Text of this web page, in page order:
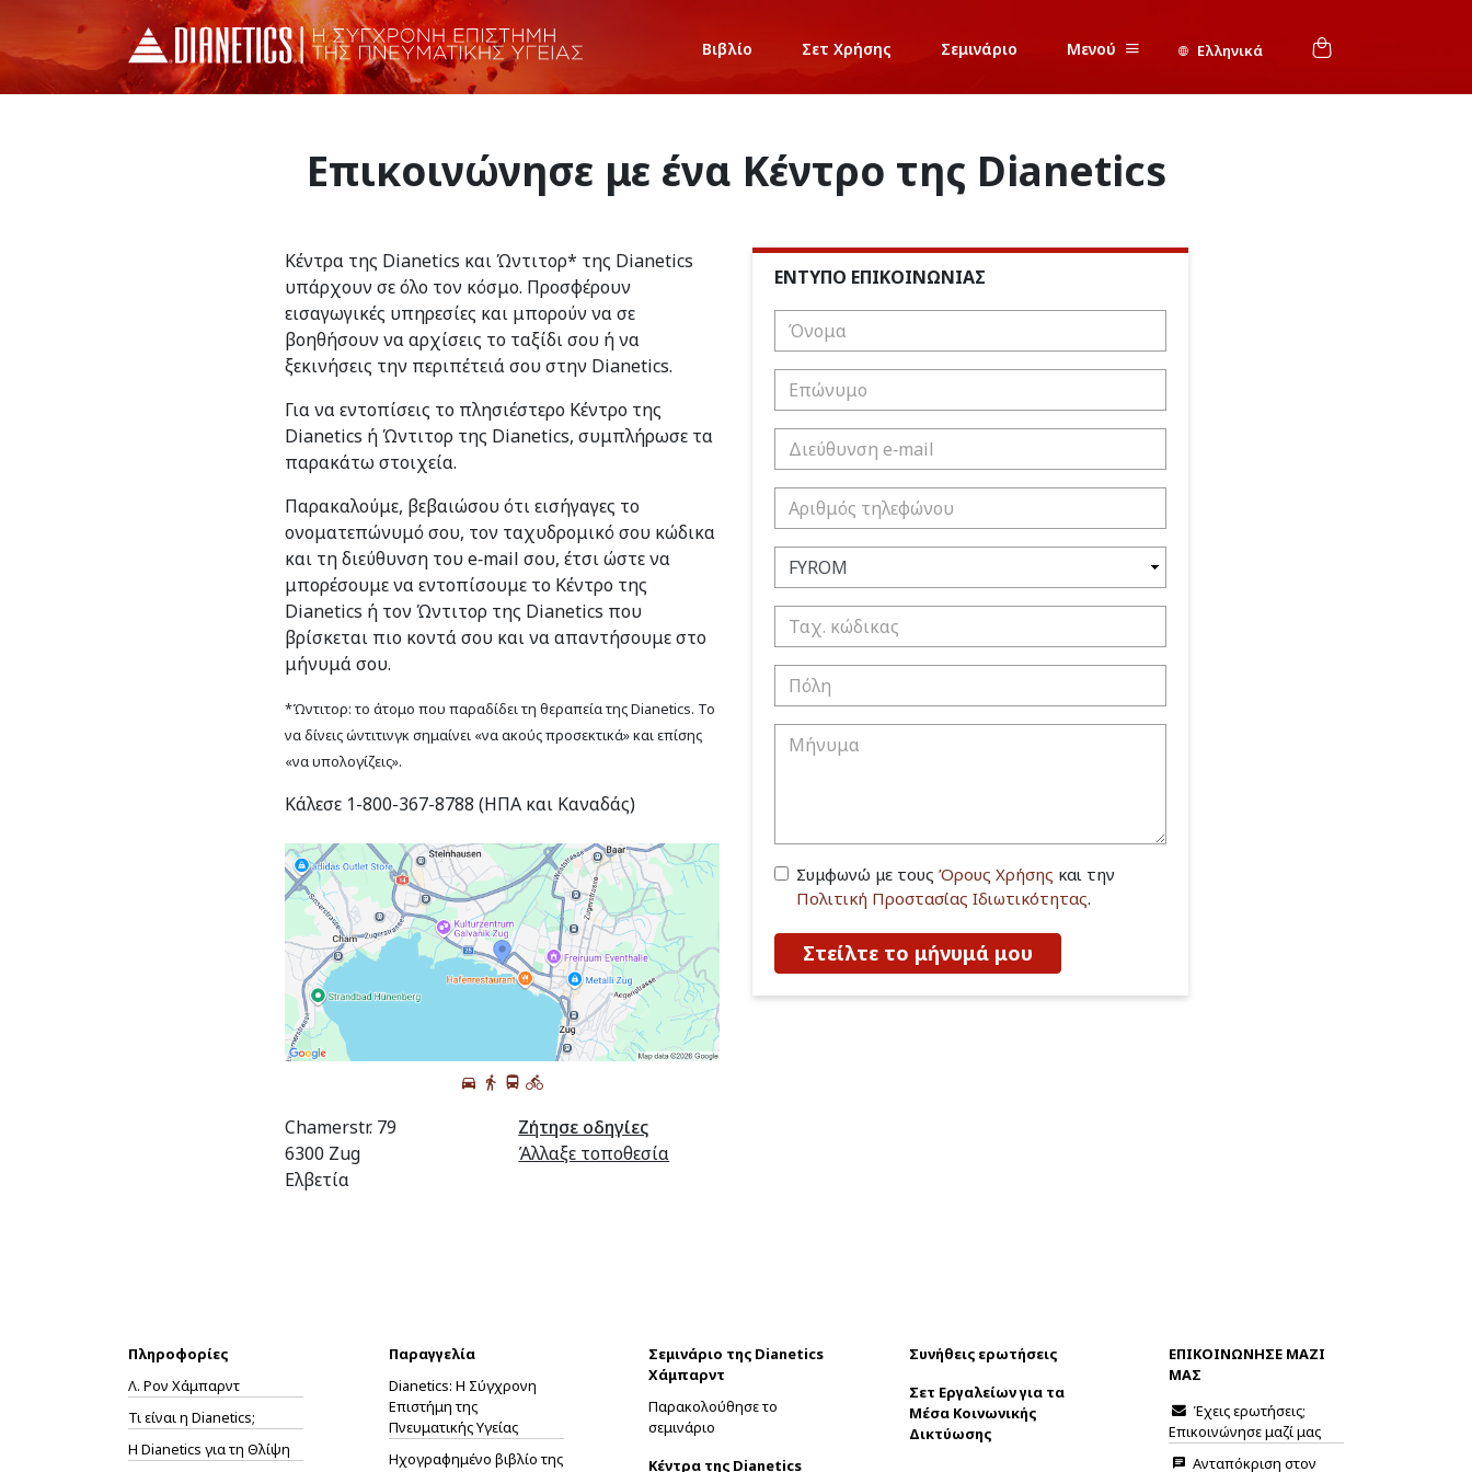
Βιβλίο Σετ Χρήσης Σεμινάριο Μενού Ελληνικά
Επικοινώνησε με ένα Κέντρο της Dianetics
Κέντρα της Dianetics και Ώντιτορ* της Dianetics
υπάρχουν σε όλο τον κόσμο. Προσφέρουν
εισαγωγικές υπηρεσίες και μπορούν να σε
βοηθήσουν να αρχίσεις το ταξίδι σου ή να
ξεκινήσεις την περιπέτειά σου στην Dianetics.
Για να εντοπίσεις το πλησιέστερο Κέντρο της
Dianetics ή Ώντιτορ της Dianetics, συμπλήρωσε τα
παρακάτω στοιχεία.
Παρακαλούμε, βεβαιώσου ότι εισήγαγες το
ονοματεπώνυμό σου, τον ταχυδρομικό σου κώδικα
και τη διεύθυνση του e‑mail σου, έτσι ώστε να
μπορέσουμε να εντοπίσουμε το Κέντρο της
Dianetics ή τον Ώντιτορ της Dianetics που
βρίσκεται πιο κοντά σου και να απαντήσουμε στο
μήνυμά σου.
*Ώντιτορ: το άτομο που παραδίδει τη θεραπεία της Dianetics. Το
να δίνεις ώντιτινγκ σημαίνει «να ακούς προσεκτικά» και επίσης
«να υπολογίζεις».
Κάλεσε 1-800-367-8788 (ΗΠΑ και Καναδάς)
Chamerstr. 79
6300 Zug
Ελβετία
Ζήτησε οδηγίες
Άλλαξε τοποθεσία
ΕΝΤΥΠΟ ΕΠΙΚΟΙΝΩΝΙΑΣ
Συμφωνώ με τους Όρους Χρήσης και την
Πολιτική Προστασίας Ιδιωτικότητας.
Στείλτε το μήνυμά μου
Πληροφορίες
Λ. Ρον Χάμπαρντ
Τι είναι η Dianetics;
Η Dianetics για τη Θλίψη
Παραγγελία
Dianetics: Η Σύγχρονη
Επιστήμη της
Πνευματικής Υγείας
Ηχογραφημένο βιβλίο της
Σεμινάριο της Dianetics
Χάμπαρντ
Παρακολούθησε το
σεμινάριο
Κέντρα της Dianetics
Συνήθεις ερωτήσεις
Σετ Εργαλείων για τα
Μέσα Κοινωνικής
Δικτύωσης
ΕΠΙΚΟΙΝΩΝΗΣΕ ΜΑΖΙ
ΜΑΣ
Έχεις ερωτήσεις;
Επικοινώνησε μαζί μας
Ανταπόκριση στον